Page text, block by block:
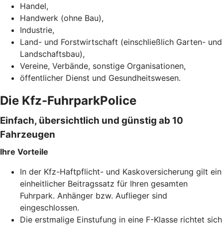
Handel,
Handwerk (ohne Bau),
Industrie,
Land- und Forstwirtschaft (einschließlich Garten- und
Landschaftsbau),
Vereine, Verbände, sonstige Organisationen,
öffentlicher Dienst und Gesundheitswesen.
Die Kfz-FuhrparkPolice
Einfach, übersichtlich und günstig ab 10
Fahrzeugen
Ihre Vorteile
In der Kfz-Haftpflicht- und Kaskoversicherung gilt ein
einheitlicher Beitragssatz für Ihren gesamten
Fuhrpark. Anhänger bzw. Auflieger sind
eingeschlossen.
Die erstmalige Einstufung in eine F-Klasse richtet sich